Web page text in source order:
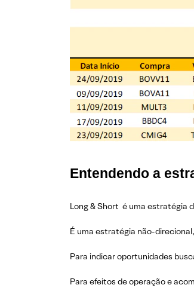
Entendendo a
Long & Short é uma estratégia
É uma estratégia não-
Para indicar oportunidades
Para efeitos de operação e